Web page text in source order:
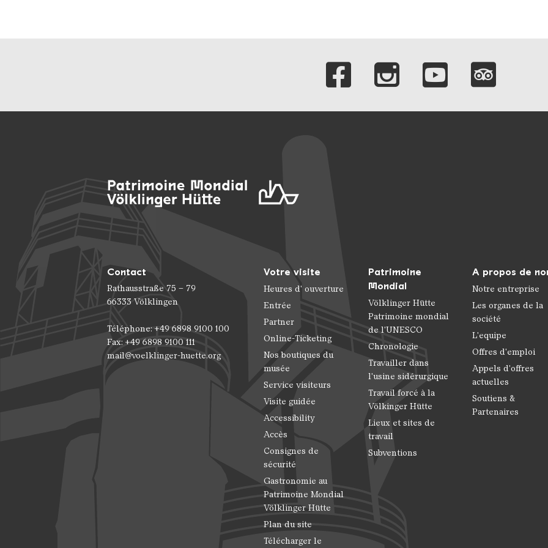
Liens vers nos
Contact
Rathausstraße 75 – 79
66333 Völklingen
Téléphone: +49 6898 9100 100
Fax: +49 6898 9100 111
mail@voelklinger-huette.org
Votre visite
Heures d' ouverture
Entrée
Partner
Online-Ticketing
Nos boutiques du
musée
Service visiteurs
Visite guidée
Accessibility
Accès
Consignes de
sécurité
Gastronomie au
Patrimoine Mondial
Völklinger Hütte
Plan du site
Télécharger le
Patrimoine
Mondial
Völklinger Hütte
Patrimoine mondial
de l'UNESCO
Chronologie
Travailler dans
l'usine sidérurgique
Travail forcé à la
Völkinger Hütte
Lieux et sites de
travail
Subventions
A propos de
Notre entreprise
Les organes de la
société
L'equipe
Offres d'emploi
Appels d'offres
actuelles
Soutiens &
Partenaires